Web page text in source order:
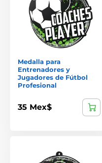
Medalla para
Entrenadores y
Jugadores de Fútbol
Profesional
35 Mex$